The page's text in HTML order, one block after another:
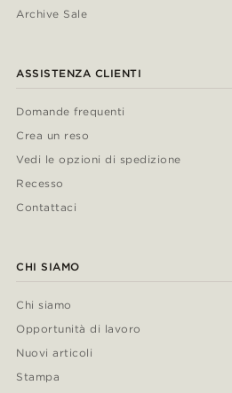
Archive Sale
ASSISTENZA CLIENTI
Domande frequenti
Crea un reso
Vedi le opzioni di spedizione
Recesso
Contattaci
CHI SIAMO
Chi siamo
Opportunità di lavoro
Nuovi articoli
Stampa